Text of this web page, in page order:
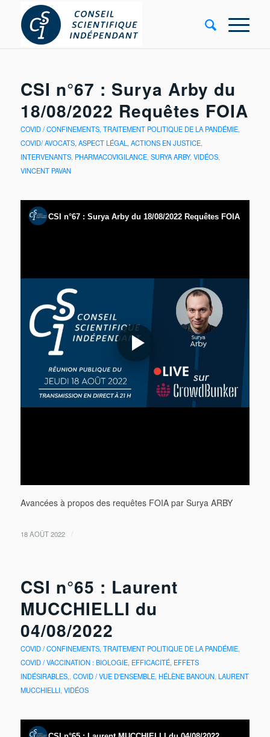
CSI n°67 : Surya Arby du
18/08/2022 Requêtes FOIA
COVID / CONFINEMENTS, TRAITEMENT POLITIQUE DE LA PANDÉMIE,
COVID/ AVOCATS, ASPECT LÉGAL, ACTIONS EN JUSTICE,
INTERVENANTS, PHARMACOVIGILANCE, SURYA ARBY, VIDÉOS,
VINCENT PAVAN
Avancées à propos des requêtes FOIA par Surya ARBY
18 AOÛT 2022 /
CSI n°65 : Laurent
MUCCHIELLI du
04/08/2022
COVID / CONFINEMENTS, TRAITEMENT POLITIQUE DE LA PANDÉMIE,
COVID / VACCINATION : BIOLOGIE, EFFICACITÉ, EFFETS
INDÉSIRABLES, COVID / VUE D'ENSEMBLE, HÉLÈNE BANOUN, LAURENT
MUCCHIELLI, VIDÉOS